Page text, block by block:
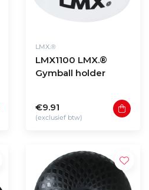
LMX.®
LMX1100 LMX.®
Gymball holder
€9.91
(exclusief btw)